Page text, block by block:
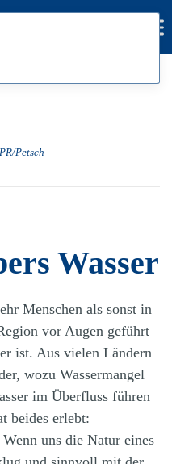
Petsch
Wasser
Menschen als sonst in
vor Augen geführt
ist. Aus vielen Ländern
wozu Wassermangel
im Überfluss führen
beides erlebt:
uns die Natur eines